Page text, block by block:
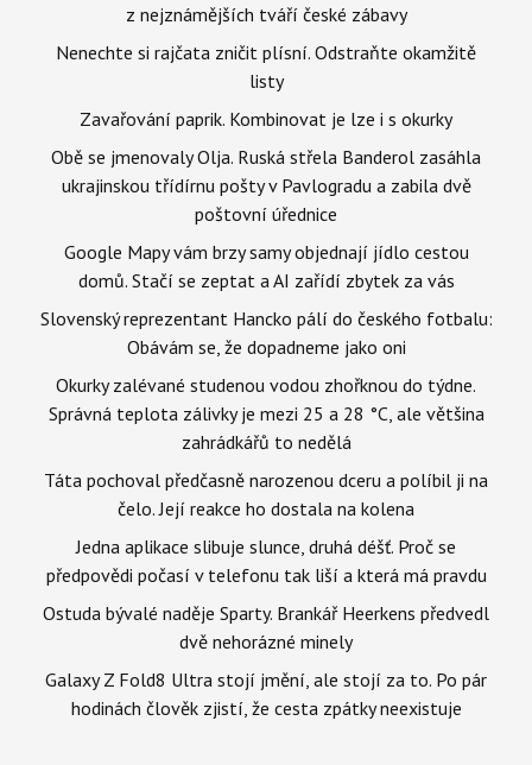
z nejznámějších tváří české zábavy
Nenechte si rajčata zničit plísní. Odstraňte okamžitě
listy
Zavařování paprik. Kombinovat je lze i s okurky
Obě se jmenovaly Olja. Ruská střela Banderol zasáhla
ukrajinskou třídírnu pošty v Pavlogradu a zabila dvě
poštovní úřednice
Google Mapy vám brzy samy objednají jídlo cestou
domů. Stačí se zeptat a AI zařídí zbytek za vás
Slovenský reprezentant Hancko pálí do českého fotbalu:
Obávám se, že dopadneme jako oni
Okurky zalévané studenou vodou zhořknou do týdne.
Správná teplota zálivky je mezi 25 a 28 °C, ale většina
zahrádkářů to nedělá
Táta pochoval předčasně narozenou dceru a políbil ji na
čelo. Její reakce ho dostala na kolena
Jedna aplikace slibuje slunce, druhá déšť. Proč se
předpovědi počasí v telefonu tak liší a která má pravdu
Ostuda bývalé naděje Sparty. Brankář Heerkens předvedl
dvě nehorázné minely
Galaxy Z Fold8 Ultra stojí jmění, ale stojí za to. Po pár
hodinách člověk zjistí, že cesta zpátky neexistuje